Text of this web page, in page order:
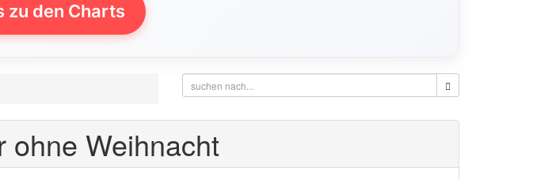
zu den Charts
ohne Weihnacht